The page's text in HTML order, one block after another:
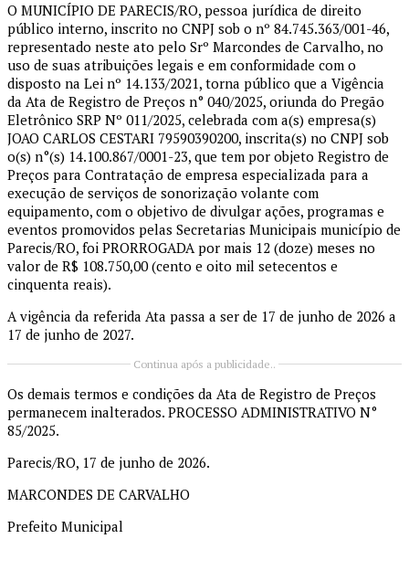
O MUNICÍPIO DE PARECIS/RO, pessoa jurídica de direito
público interno, inscrito no CNPJ sob o nº 84.745.363/001-46,
representado neste ato pelo Srº Marcondes de Carvalho, no
uso de suas atribuições legais e em conformidade com o
disposto na Lei nº 14.133/2021, torna público que a Vigência
da Ata de Registro de Preços n° 040/2025, oriunda do Pregão
Eletrônico SRP Nº 011/2025, celebrada com a(s) empresa(s)
JOAO CARLOS CESTARI 79590390200, inscrita(s) no CNPJ sob
o(s) n°(s) 14.100.867/0001-23, que tem por objeto Registro de
Preços para Contratação de empresa especializada para a
execução de serviços de sonorização volante com
equipamento, com o objetivo de divulgar ações, programas e
eventos promovidos pelas Secretarias Municipais município de
Parecis/RO, foi PRORROGADA por mais 12 (doze) meses no
valor de R$ 108.750,00 (cento e oito mil setecentos e
cinquenta reais).
A vigência da referida Ata passa a ser de 17 de junho de 2026 a
17 de junho de 2027.
Continua após a publicidade..
Os demais termos e condições da Ata de Registro de Preços
permanecem inalterados. PROCESSO ADMINISTRATIVO N°
85/2025.
Parecis/RO, 17 de junho de 2026.
MARCONDES DE CARVALHO
Prefeito Municipal